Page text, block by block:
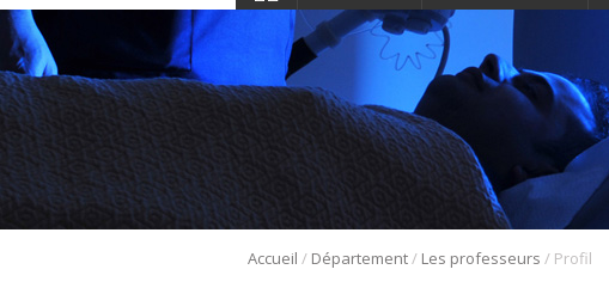
Accueil / Département/ Les professeurs / Profil